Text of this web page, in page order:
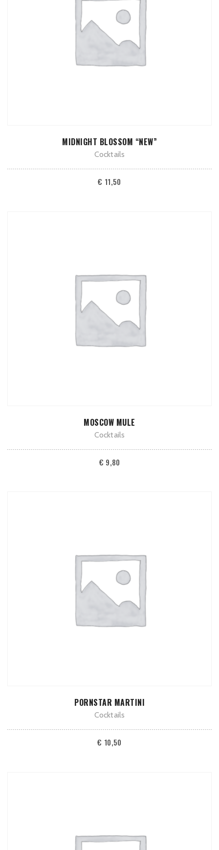
TOEVOEGEN AAN WINKELWAGEN
MIDNIGHT BLOSSOM “NEW”
Cocktails
€ 11,50
TOEVOEGEN AAN WINKELWAGEN
MOSCOW MULE
Cocktails
€ 9,80
TOEVOEGEN AAN WINKELWAGEN
PORNSTAR MARTINI
Cocktails
€ 10,50